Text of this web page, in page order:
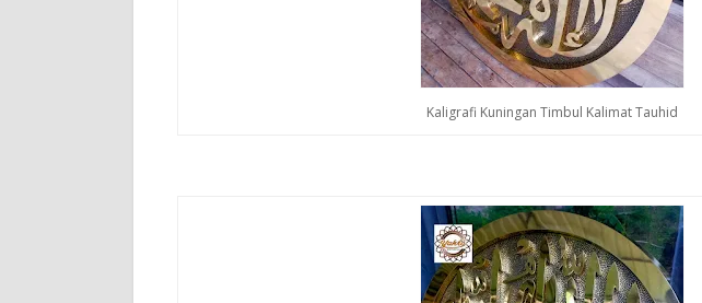
Kaligrafi Kuningan Timbul Kalimat Tauhid